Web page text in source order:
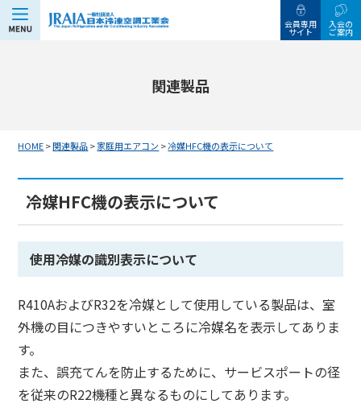
会員専用
サイト
入会の
ご案内
関連製品
HOME>関連製品>家庭用エアコン >冷媒HFC機の表示について
冷媒HFC機の表示について
使用冷媒の識別表示について
R410AおよびR32を冷媒として使用している製品は、室
外機の目につきやすいところに冷媒名を表示してありま
す。
また、誤充てんを防止するために、サービスポートの径
を従来のR22機種と異なるものにしてあります。